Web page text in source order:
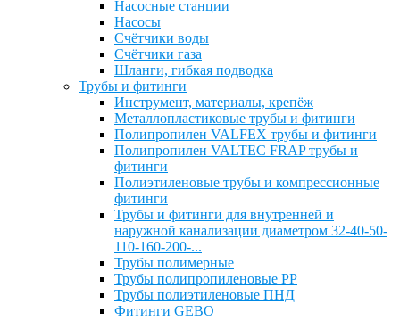
Насосные станции
Насосы
Счётчики воды
Счётчики газа
Шланги, гибкая подводка
Трубы и фитинги
Инструмент, материалы, крепёж
Металлопластиковые трубы и фитинги
Полипропилен VALFEX трубы и фитинги
Полипропилен VALTEC FRAP трубы и
фитинги
Полиэтиленовые трубы и компрессионные
фитинги
Трубы и фитинги для внутренней и
наружной канализации диаметром 32-40-50-
110-160-200-...
Трубы полимерные
Трубы полипропиленовые PP
Трубы полиэтиленовые ПНД
Фитинги GEBO